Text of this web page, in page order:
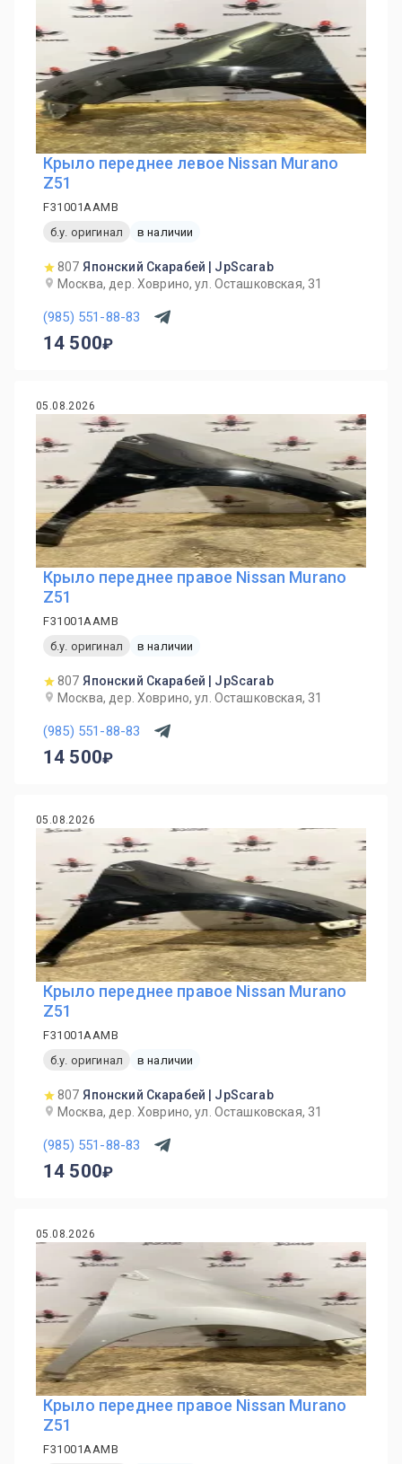
Крыло переднее левое Nissan Murano
Z51
F31001AAMB
б.у. оригинал
в наличии
807 Японский Скарабей | JpScarab
Москва, дер. Ховрино, ул. Осташковская, 31
(985) 551-88-83
14 500
05.08.2026
Крыло переднее правое Nissan Murano
Z51
F31001AAMB
б.у. оригинал
в наличии
807 Японский Скарабей | JpScarab
Москва, дер. Ховрино, ул. Осташковская, 31
(985) 551-88-83
14 500
05.08.2026
Крыло переднее правое Nissan Murano
Z51
F31001AAMB
б.у. оригинал
в наличии
807 Японский Скарабей | JpScarab
Москва, дер. Ховрино, ул. Осташковская, 31
(985) 551-88-83
14 500
05.08.2026
Крыло переднее правое Nissan Murano
Z51
F31001AAMB